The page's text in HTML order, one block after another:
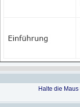
Halte die